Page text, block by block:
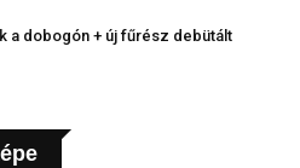
a dobogón + új fűrész debütált